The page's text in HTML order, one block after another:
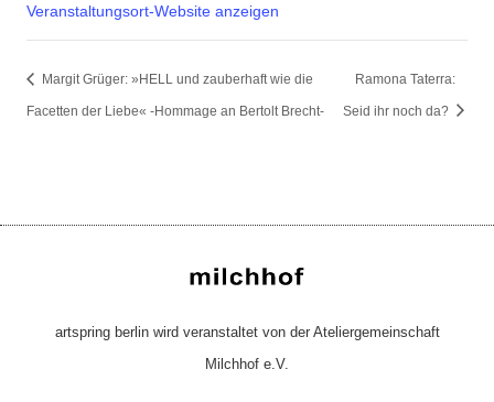
Veranstaltungsort-Website anzeigen
Margit Grüger: »HELL und zauberhaft wie die
Facetten der Liebe« -Hommage an Bertolt Brecht-
Ramona Taterra:
Seid ihr noch da?
artspring berlin wird veranstaltet von der Ateliergemeinschaft
Milchhof e.V.